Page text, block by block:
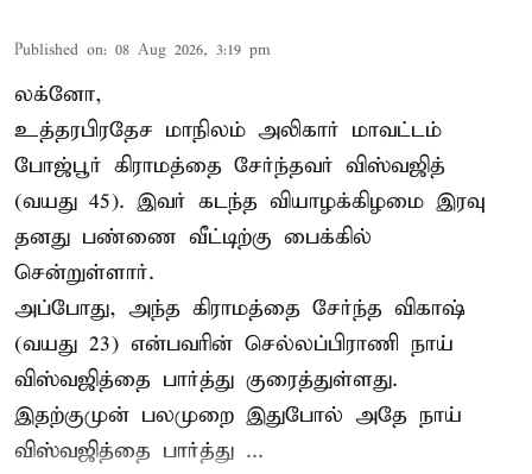
Published on: 08 Aug 2026, 3:19 pm
லக்னோ,
உத்தரபிரதேச மாநிலம் அலிகார் மாவட்டம்
போஜ்பூர் கிராமத்தை சேர்ந்தவர் விஸ்வஜித்
(வயது 45). இவர் கடந்த வியாழக்கிழமை இரவு
தனது பண்ணை வீட்டிற்கு பைக்கில்
சென்றுள்ளார்.
அப்போது, அந்த கிராமத்தை சேர்ந்த விகாஷ்
(வயது 23) என்பவரின் செல்லப்பிராணி நாய்
விஸ்வஜித்தை பார்த்து குரைத்துள்ளது.
இதற்குமுன் பலமுறை இதுபோல் அதே நாய்
விஸ்வஜித்தை பார்த்து ...